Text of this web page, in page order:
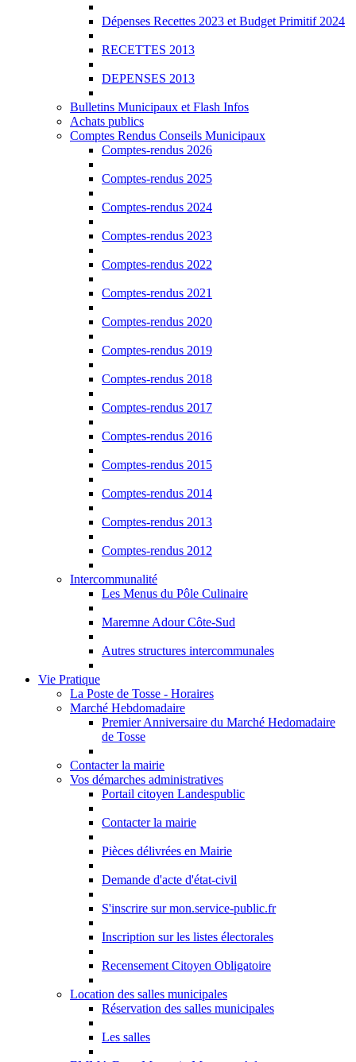
Dépenses Recettes 2023 et Budget Primitif 2024
RECETTES 2013
DEPENSES 2013
Bulletins Municipaux et Flash Infos
Achats publics
Comptes Rendus Conseils Municipaux
Comptes-rendus 2026
Comptes-rendus 2025
Comptes-rendus 2024
Comptes-rendus 2023
Comptes-rendus 2022
Comptes-rendus 2021
Comptes-rendus 2020
Comptes-rendus 2019
Comptes-rendus 2018
Comptes-rendus 2017
Comptes-rendus 2016
Comptes-rendus 2015
Comptes-rendus 2014
Comptes-rendus 2013
Comptes-rendus 2012
Intercommunalité
Les Menus du Pôle Culinaire
Maremne Adour Côte-Sud
Autres structures intercommunales
Vie Pratique
La Poste de Tosse - Horaires
Marché Hebdomadaire
Premier Anniversaire du Marché Hedomadaire
de Tosse
Contacter la mairie
Vos démarches administratives
Portail citoyen Landespublic
Contacter la mairie
Pièces délivrées en Mairie
Demande d'acte d'état-civil
S'inscrire sur mon.service-public.fr
Inscription sur les listes électorales
Recensement Citoyen Obligatoire
Location des salles municipales
Réservation des salles municipales
Les salles